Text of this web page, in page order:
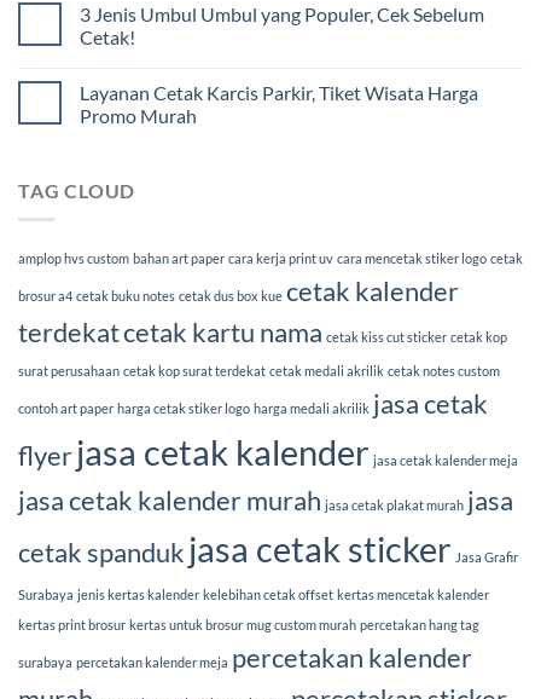
3 Jenis Umbul Umbul yang Populer, Cek Sebelum
Cetak!
Layanan Cetak Karcis Parkir, Tiket Wisata Harga
Promo Murah
TAG CLOUD
amplop hvs custom bahan art paper cara kerja print uv cara mencetak stiker logo cetak
brosur a4 cetak buku notes cetak dus box kue cetak kalender
terdekatcetak kartu nama cetak kiss cut sticker cetak kop
surat perusahaan cetak kop surat terdekat cetak medali akrilik cetak notes custom
contoh art paper harga cetak stiker logo harga medali akrilik jasa cetak
flyerjasa cetak kalender jasa cetak kalender meja
jasa cetak kalender murah jasa cetak plakat murah jasa
cetak spanduk jasa cetak sticker Jasa Grafir
Surabaya jenis kertas kalender kelebihan cetak offset kertas mencetak kalender
kertas print brosur kertas untuk brosur mug custom murah percetakan hang tag
surabaya percetakan kalender meja percetakan kalender